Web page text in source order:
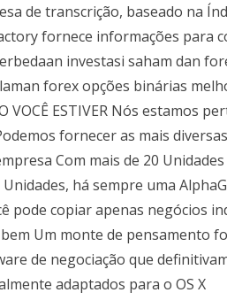
de transcrição, baseado na
fornece informações para
investasi saham dan
forex opções binárias
VOCÊ ESTIVER Nós estamos
fornecer as mais
Com mais de 20
há sempre uma
pode copiar apenas negócios
Um monte de pensamento
de negociação que
adaptados para o OS X